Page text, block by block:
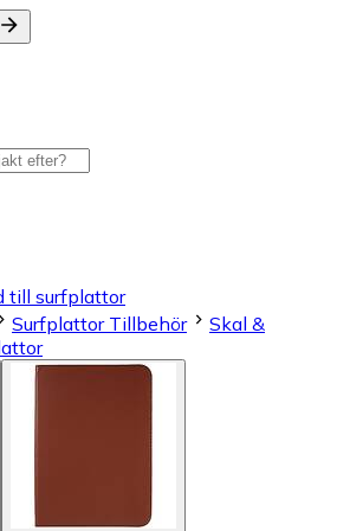
till surfplattor
Surfplattor Tillbehör
Skal &